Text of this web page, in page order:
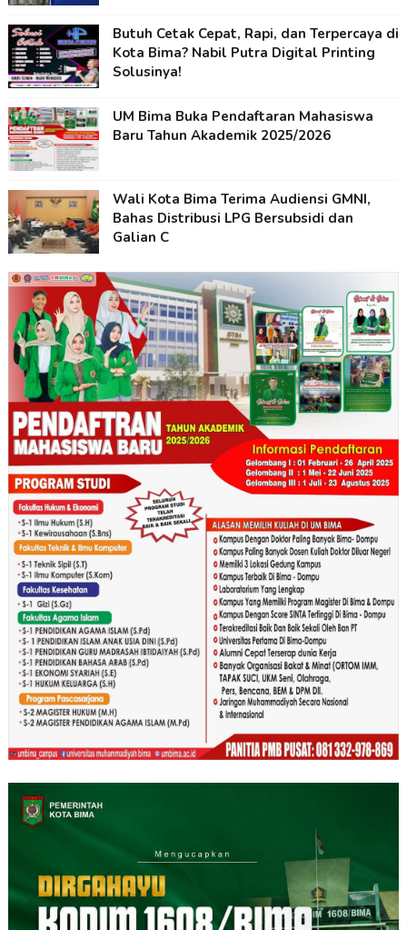
Butuh Cetak Cepat, Rapi, dan Terpercaya di
Kota Bima? Nabil Putra Digital Printing
Solusinya!
UM Bima Buka Pendaftaran Mahasiswa
Baru Tahun Akademik 2025/2026
Wali Kota Bima Terima Audiensi GMNI,
Bahas Distribusi LPG Bersubsidi dan
Galian C